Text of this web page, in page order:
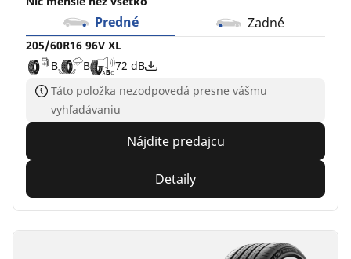
Predné Zadné
205/60R16 96V XL
B
B 72 dB
Táto položka nezodpovedá presne vášmu
vyhľadávaniu
Nájdite predajcu
Detaily